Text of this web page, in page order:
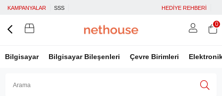
KAMPANYALAR SSS HEDİYE REHBERİ
Bilgisayar Bilgisayar Bileşenleri Çevre Birimleri
0